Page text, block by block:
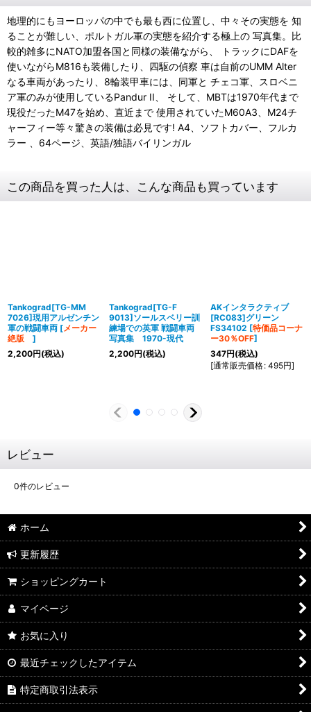
地理的にもヨーロッパの中でも最も西に位置し、中々その実態を 知
ることが難しい、ポルトガル軍の実態を紹介する極上の 写真集。比
較的雑多にNATO加盟各国と同様の装備ながら、 トラックにDAFを
使いながらM816も装備したり、四駆の偵察 車は自前のUMM Alter
なる車両があったり、8輪装甲車には、同軍と チェコ軍、スロベニ
ア軍のみが使用しているPandur II、 そして、MBTは1970年代まで
現役だったM47を始め、直近まで 使用されていたM60A3、M24チ
ャーフィー等々驚きの装備は必見です! A4、ソフトカバー、フルカ
ラー 、64ページ、英語/独語バイリンガル
この商品を買った人は、こんな商品も買っています
Tankograd[TG-MM
7026]現用アルゼンチン
軍の戦闘車両 [メーカー
絶版 ]
2,200円(税込)
Tankograd[TG-F
9013]ソールスベリー訓
練場での英軍 戦闘車両
写真集 1970-現代
2,200円(税込)
AKインタラクティブ
[RC083]グリーン
FS34102 [特価品コーナ
ー30％OFF]
347円(税込)
[通常販売価格: 495円]
レビュー
0件のレビュー
ホーム
更新履歴
ショッピングカート
マイページ
お気に入り
最近チェックしたアイテム
特定商取引法表示